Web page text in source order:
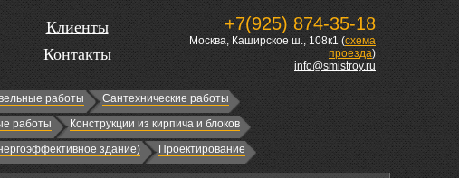
Клиенты
Контакты
+7(925) 874-35-18
Москва, Каширское ш., 108к1 (схема
проезда)
info@smistroy.ru
работы
Сантехнические работы
работы
Конструкции из кирпича и блоков
здание) Проектирование